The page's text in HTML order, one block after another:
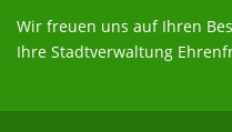
Wir freuen uns auf Ihren
Ihre Stadtverwaltung